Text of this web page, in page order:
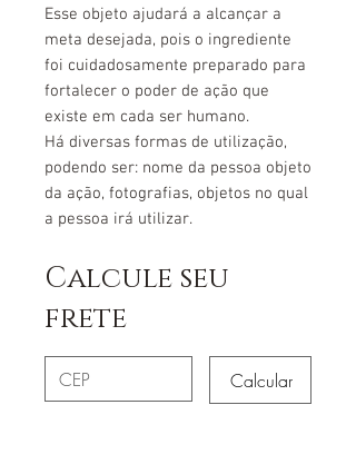
Esse objeto ajudará a alcançar a
meta desejada, pois o ingrediente
foi cuidadosamente preparado para
fortalecer o poder de ação que
existe em cada ser humano.
Há diversas formas de utilização,
podendo ser: nome da pessoa objeto
da ação, fotografias, objetos no qual
a pessoa irá utilizar.
Calcule seu
frete
Calcular